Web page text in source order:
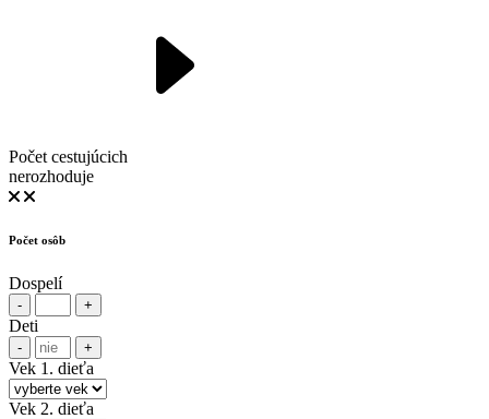
Počet cestujúcich
nerozhoduje
Počet osôb
Dospelí
- +
Deti
- +
Vek 1. dieťa
Vek 2. dieťa